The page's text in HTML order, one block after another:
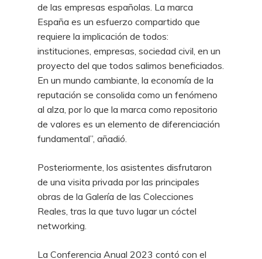
de las empresas españolas. La marca
España es un esfuerzo compartido que
requiere la implicación de todos:
instituciones, empresas, sociedad civil, en un
proyecto del que todos salimos beneficiados.
En un mundo cambiante, la economía de la
reputación se consolida como un fenómeno
al alza, por lo que la marca como repositorio
de valores es un elemento de diferenciación
fundamental”, añadió.
Posteriormente, los asistentes disfrutaron
de una visita privada por las principales
obras de la Galería de las Colecciones
Reales, tras la que tuvo lugar un cóctel
networking.
La Conferencia Anual 2023 contó con el